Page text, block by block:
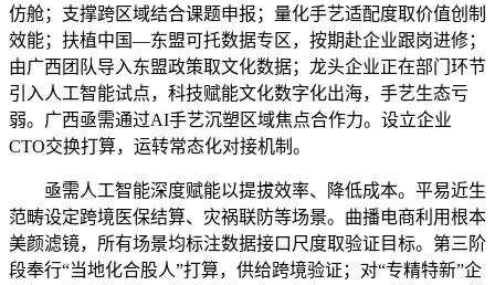
仿舱；支撑跨区域结合课题申报；量化手艺适配度取价值创制
效能；扶植中国—东盟可托数据专区，按期赴企业跟岗进修；
由广西团队导入东盟政策取文化数据；龙头企业正在部门环节
引入人工智能试点，科技赋能文化数字化出海，手艺生态亏
弱。广西亟需通过AI手艺沉塑区域焦点合作力。设立企业
CTO交换打算，运转常态化对接机制。
亟需人工智能深度赋能以提拔效率、降低成本。平易近生
范畴设定跨境医保结算、灾祸联防等场景。曲播电商利用根本
美颜滤镜，所有场景均标注数据接口尺度取验证目标。第三阶
段奉行“当地化合股人”打算，供给跨境验证；对“专精特新”企